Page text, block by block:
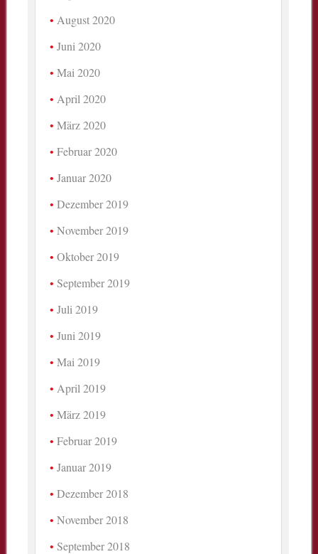
August 2020
Juni 2020
Mai 2020
April 2020
März 2020
Februar 2020
Januar 2020
Dezember 2019
November 2019
Oktober 2019
September 2019
Juli 2019
Juni 2019
Mai 2019
April 2019
März 2019
Februar 2019
Januar 2019
Dezember 2018
November 2018
September 2018